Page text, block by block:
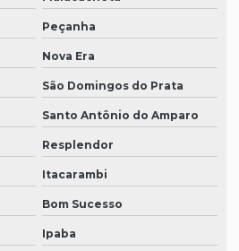
Peçanha
Nova Era
São Domingos do Prata
Santo Antônio do Amparo
Resplendor
Itacarambi
Bom Sucesso
Ipaba